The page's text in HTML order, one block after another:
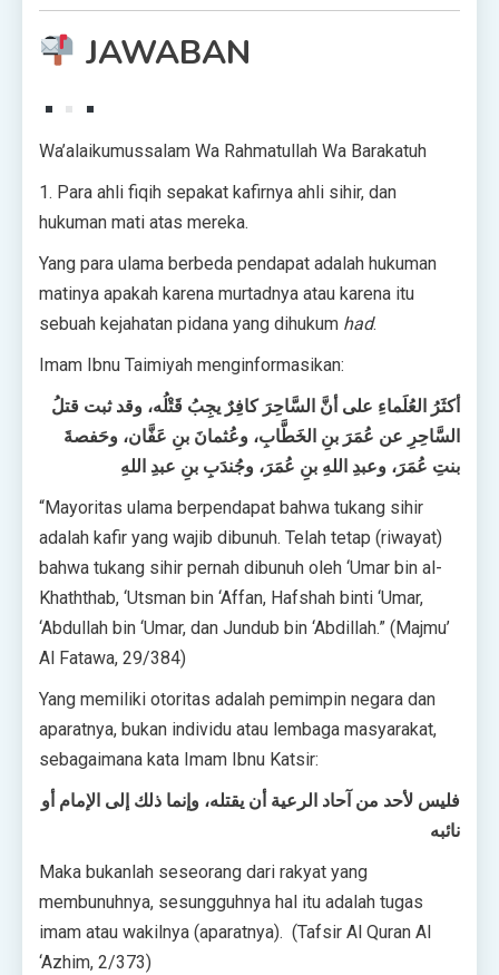
JAWABAN
Wa’alaikumussalam Wa Rahmatullah Wa Barakatuh
1. Para ahli fiqih sepakat kafirnya ahli sihir, dan
hukuman mati atas mereka.
Yang para ulama berbeda pendapat adalah hukuman
matinya apakah karena murtadnya atau karena itu
sebuah kejahatan pidana yang dihukum had.
Imam Ibnu Taimiyah menginformasikan:
أكثَرُ العُلَماءِ على أنَّ السَّاحِرَ كافِرٌ يجِبُ قَتْلُه، وقد ثبت قتلُ
السَّاحِرِ عن عُمَرَ بنِ الخَطَّابِ، وعُثمانَ بنِ عَفَّان، وحَفصةَ
بنتِ عُمَرَ، وعبدِ اللهِ بنِ عُمَرَ، وجُندَبِ بنِ عبدِ اللهِ
“Mayoritas ulama berpendapat bahwa tukang sihir
adalah kafir yang wajib dibunuh. Telah tetap (riwayat)
bahwa tukang sihir pernah dibunuh oleh ‘Umar bin al-
Khaththab, ‘Utsman bin ‘Affan, Hafshah binti ‘Umar,
‘Abdullah bin ‘Umar, dan Jundub bin ‘Abdillah.” (Majmu’
Al Fatawa, 29/384)
Yang memiliki otoritas adalah pemimpin negara dan
aparatnya, bukan individu atau lembaga masyarakat,
sebagaimana kata Imam Ibnu Katsir:
فليس لأحد من آحاد الرعية أن يقتله، وإنما ذلك إلى الإمام أو
نائبه
Maka bukanlah seseorang dari rakyat yang
membunuhnya, sesungguhnya hal itu adalah tugas
imam atau wakilnya (aparatnya). (Tafsir Al Quran Al
‘Azhim, 2/373)